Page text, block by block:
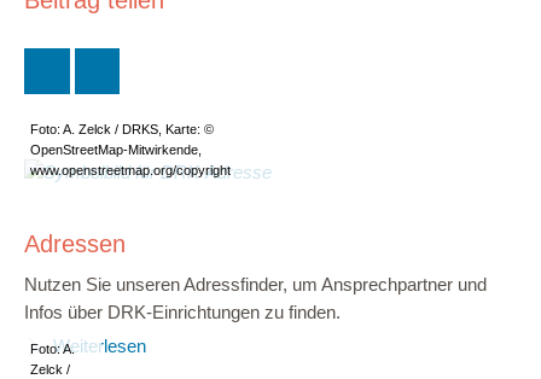
Foto: A. Zelck / DRKS, Karte: ©
OpenStreetMap-Mitwirkende,
www.openstreetmap.org/copyright
Adressen
Nutzen Sie unseren Adressfinder, um Ansprechpartner und
Infos über DRK-Einrichtungen zu finden.
Weiterlesen
Foto: A.
Zelck /